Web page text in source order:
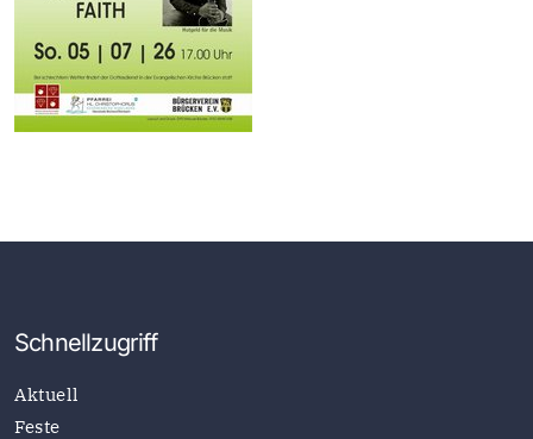
Schnellzugriff
Aktuell
Feste